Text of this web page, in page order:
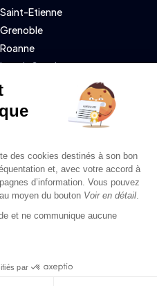
Etienne
le Saunier
(Savoie)
à Clermont-Ferrand
Montélimar
Chambéry
Bourg-en-Bresse
Genève
droits réservés Vision